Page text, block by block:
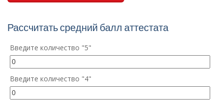
Рассчитать средний балл аттестата
Введите количество "5"
Введите количество "4"